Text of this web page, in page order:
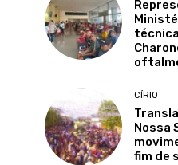
CÍRIO
Nossa
fim de